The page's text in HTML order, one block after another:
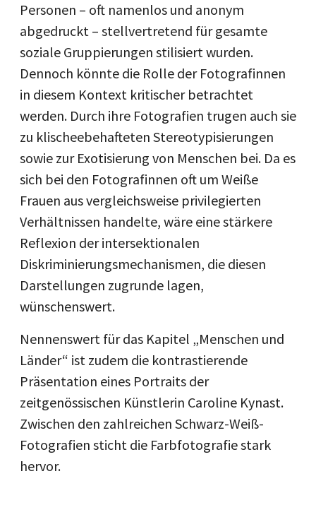
Personen – oft namenlos und anonym
abgedruckt – stellvertretend für gesamte
soziale Gruppierungen stilisiert wurden.
Dennoch könnte die Rolle der Fotografinnen
in diesem Kontext kritischer betrachtet
werden. Durch ihre Fotografien trugen auch sie
zu klischeebehafteten Stereotypisierungen
sowie zur Exotisierung von Menschen bei. Da es
sich bei den Fotografinnen oft um Weiße
Frauen aus vergleichsweise privilegierten
Verhältnissen handelte, wäre eine stärkere
Reflexion der intersektionalen
Diskriminierungsmechanismen, die diesen
Darstellungen zugrunde lagen,
wünschenswert.
Nennenswert für das Kapitel „Menschen und
Länder“ ist zudem die kontrastierende
Präsentation eines Portraits der
zeitgenössischen Künstlerin Caroline Kynast.
Zwischen den zahlreichen Schwarz-Weiß-
Fotografien sticht die Farbfotografie stark
hervor.